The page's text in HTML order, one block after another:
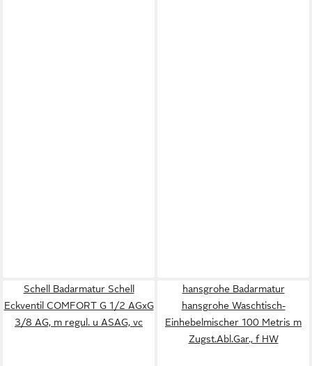
Schell Badarmatur Schell
Eckventil COMFORT G 1/2 AGxG
3/8 AG, m regul. u ASAG, vc
hansgrohe Badarmatur
hansgrohe Waschtisch-
Einhebelmischer 100 Metris m
Zugst.Abl.Gar., f HW